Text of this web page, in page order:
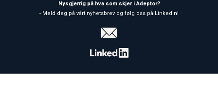
Nysgjerrig på hva som skjer i Adeptor?
- Meld deg på vårt nyhetsbrev og følg oss på LinkedIn!